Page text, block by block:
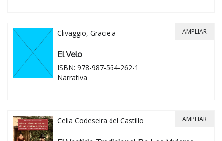
Clivaggio, Graciela
El Velo
ISBN: 978-987-564-262-1
Narrativa
AMPLIAR
Celia Codeseira del Castillo AMPLIAR